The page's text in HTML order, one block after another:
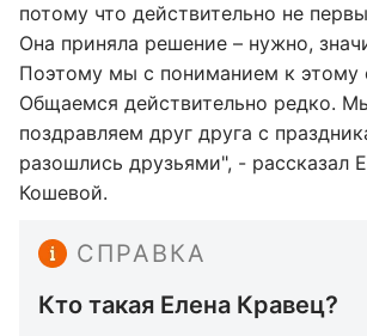
потому что действительно не
Она приняла решение – нужно,
Поэтому мы с пониманием к этому
Общаемся действительно редко.
поздравляем друг друга с
разошлись друзьями", - рассказал
Кошевой.
СПРАВКА
Кто такая Елена Кравец?